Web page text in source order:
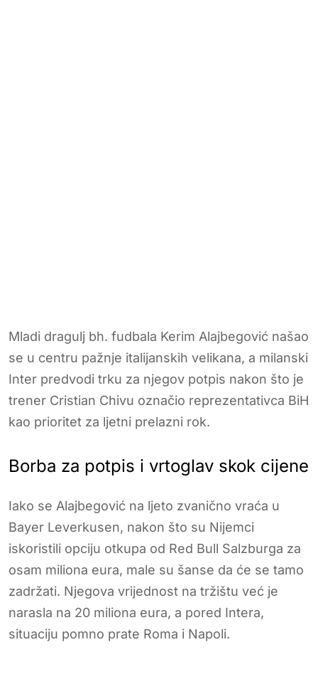
Mladi dragulj bh. fudbala Kerim Alajbegović našao
se u centru pažnje italijanskih velikana, a milanski
Inter predvodi trku za njegov potpis nakon što je
trener Cristian Chivu označio reprezentativca BiH
kao prioritet za ljetni prelazni rok.
Borba za potpis i vrtoglav skok cijene
Iako se Alajbegović na ljeto zvanično vraća u
Bayer Leverkusen, nakon što su Nijemci
iskoristili opciju otkupa od Red Bull Salzburga za
osam miliona eura, male su šanse da će se tamo
zadržati. Njegova vrijednost na tržištu već je
narasla na 20 miliona eura, a pored Intera,
situaciju pomno prate Roma i Napoli.